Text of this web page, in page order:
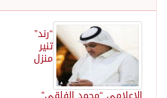
“رند”
تنير
منزل